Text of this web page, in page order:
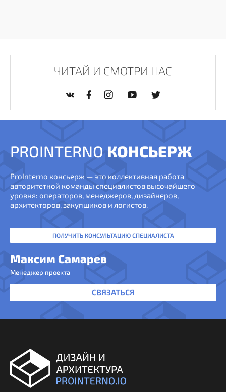
ЧИТАЙ И СМОТРИ НАС
PROINTERNO КОНСЬЕРЖ
ProInterno консьерж — это коллективная работа
авторитетной команды специалистов высочайшего
уровня: операторов, менеджеров, дизайнеров,
архитекторов, закупщиков и логистов.
ПОЛУЧИТЬ КОНСУЛЬТАЦИЮ СПЕЦИАЛИСТА
Максим Самарев
Менеджер проекта
СВЯЗАТЬСЯ